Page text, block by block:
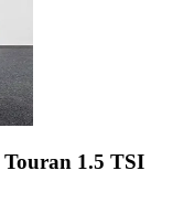
Touran 1.5 TSI